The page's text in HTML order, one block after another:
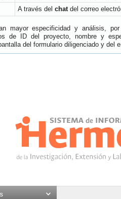
A través del chatdel correo
mayor especificidad y análisis,
de ID del proyecto, nombre y
del formulario diligenciado y del